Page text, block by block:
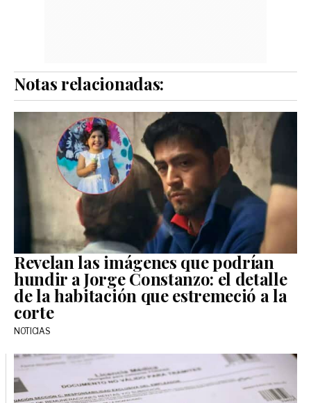
Notas relacionadas:
Revelan las imágenes que podrían
hundir a Jorge Constanzo: el detalle
de la habitación que estremeció a la
corte
NOTICIAS